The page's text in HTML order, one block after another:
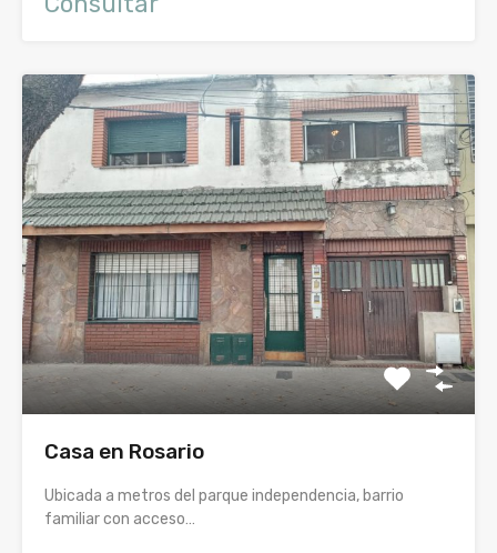
Casa en Rosario
Ubicada a metros del parque independencia, barrio
familiar con acceso…